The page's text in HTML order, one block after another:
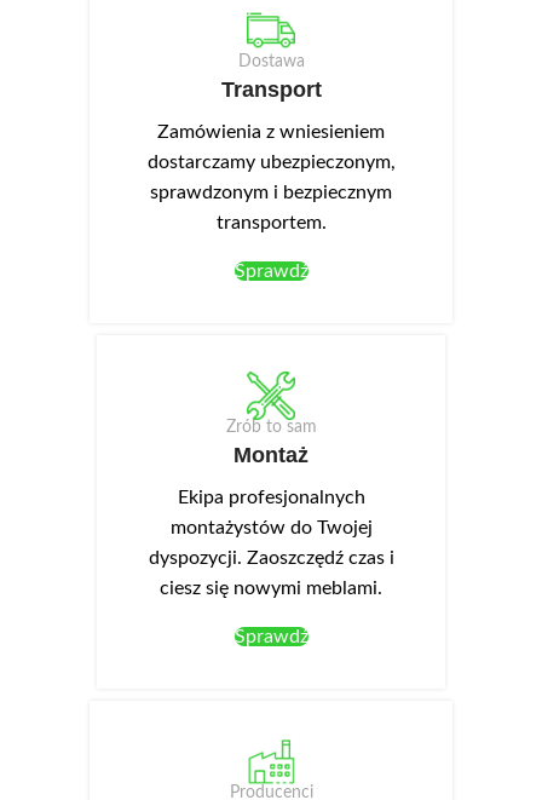
oświetlenie LED-NEO-13 w
kolorze białym zimnym, które
prowadnice kulkowe.
Opcjonalnie można dokupić
oświetlenie LED-NEO-13 w
kolorze białym zimnym, które
Dostawa
Transport
Zamówienia z wniesieniem
dostarczamy ubezpieczonym,
sprawdzonym i bezpiecznym
transportem.
Sprawdź
Zrób to sam
Montaż
Ekipa profesjonalnych
montażystów do Twojej
dyspozycji. Zaoszczędź czas i
ciesz się nowymi meblami.
Sprawdź
Producenci